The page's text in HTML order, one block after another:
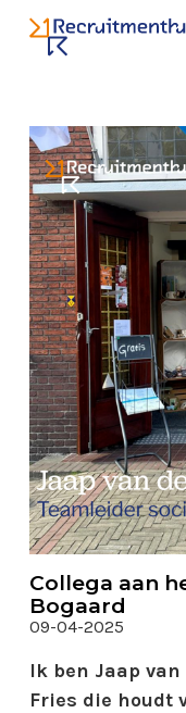
Collega aan
Bogaard
09-04-2025
Ik ben Jaap
Fries die houdt